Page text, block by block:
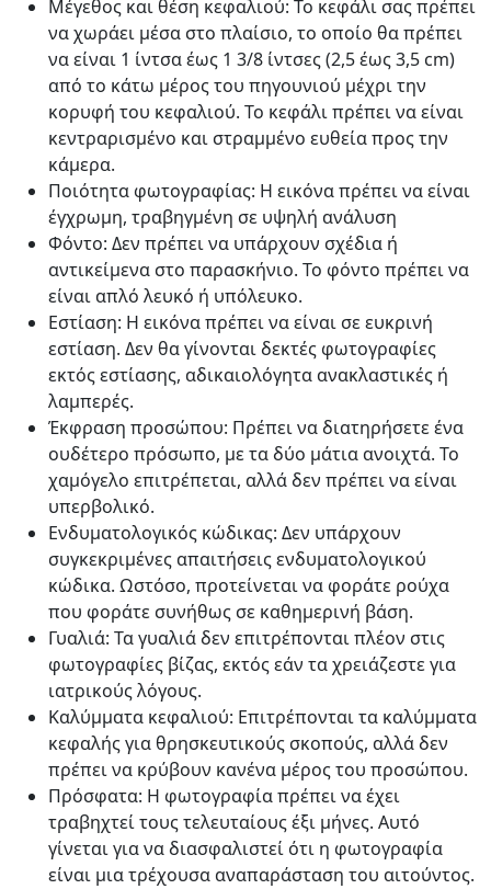
Μέγεθος και θέση κεφαλιού: Το κεφάλι σας πρέπει
να χωράει μέσα στο πλαίσιο, το οποίο θα πρέπει
να είναι 1 ίντσα έως 1 3/8 ίντσες (2,5 έως 3,5 cm)
από το κάτω μέρος του πηγουνιού μέχρι την
κορυφή του κεφαλιού. Το κεφάλι πρέπει να είναι
κεντραρισμένο και στραμμένο ευθεία προς την
κάμερα.
Ποιότητα φωτογραφίας: Η εικόνα πρέπει να είναι
έγχρωμη, τραβηγμένη σε υψηλή ανάλυση
Φόντο: Δεν πρέπει να υπάρχουν σχέδια ή
αντικείμενα στο παρασκήνιο. Το φόντο πρέπει να
είναι απλό λευκό ή υπόλευκο.
Εστίαση: Η εικόνα πρέπει να είναι σε ευκρινή
εστίαση. Δεν θα γίνονται δεκτές φωτογραφίες
εκτός εστίασης, αδικαιολόγητα ανακλαστικές ή
λαμπερές.
Έκφραση προσώπου: Πρέπει να διατηρήσετε ένα
ουδέτερο πρόσωπο, με τα δύο μάτια ανοιχτά. Το
χαμόγελο επιτρέπεται, αλλά δεν πρέπει να είναι
υπερβολικό.
Ενδυματολογικός κώδικας: Δεν υπάρχουν
συγκεκριμένες απαιτήσεις ενδυματολογικού
κώδικα. Ωστόσο, προτείνεται να φοράτε ρούχα
που φοράτε συνήθως σε καθημερινή βάση.
Γυαλιά: Τα γυαλιά δεν επιτρέπονται πλέον στις
φωτογραφίες βίζας, εκτός εάν τα χρειάζεστε για
ιατρικούς λόγους.
Καλύμματα κεφαλιού: Επιτρέπονται τα καλύμματα
κεφαλής για θρησκευτικούς σκοπούς, αλλά δεν
πρέπει να κρύβουν κανένα μέρος του προσώπου.
Πρόσφατα: Η φωτογραφία πρέπει να έχει
τραβηχτεί τους τελευταίους έξι μήνες. Αυτό
γίνεται για να διασφαλιστεί ότι η φωτογραφία
είναι μια τρέχουσα αναπαράσταση του αιτούντος.